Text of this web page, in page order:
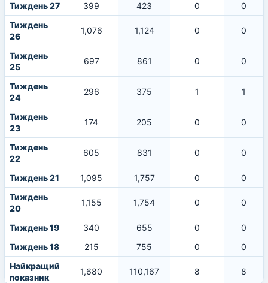
Тиждень 27 399 423 0
0
Тиждень
26
1,076 1,124 0 0
Тиждень
25
697 861 0 0
Тиждень
24
296 375 1 1
Тиждень
23
174 205 0 0
Тиждень
22
605 831 0 0
Тиждень 21 1,095 1,757 0
0
Тиждень
20
1,155 1,754 0 0
Тиждень 19 340 655 0
0
Тиждень 18
215 755 0
0
Найкращий
показник
1,680 110,167 8 8